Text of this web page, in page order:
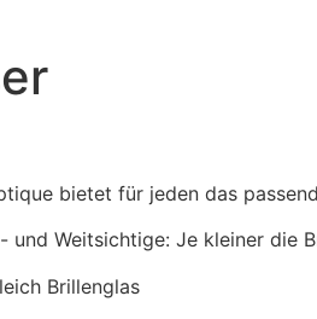
bietet für jeden das
und Weitsichtige: Je kleiner die
Brillenglas